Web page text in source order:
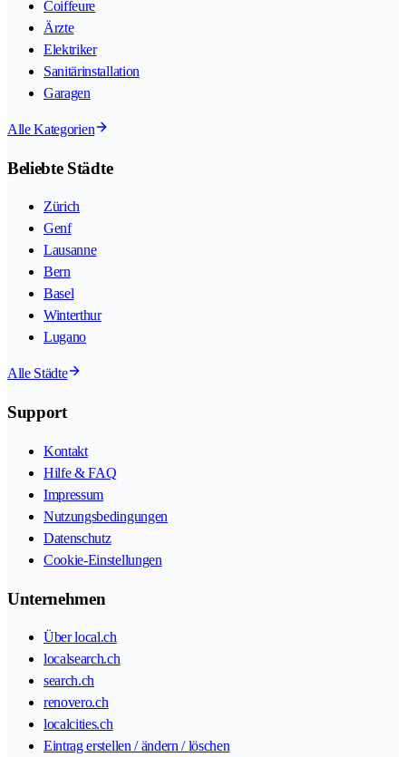
Coiffeure
Ärzte
Elektriker
Sanitärinstallation
Garagen
Alle Kategorien
Beliebte Städte
Zürich
Genf
Lausanne
Bern
Basel
Winterthur
Lugano
Alle Städte
Support
Kontakt
Hilfe & FAQ
Impressum
Nutzungsbedingungen
Datenschutz
Cookie-Einstellungen
Unternehmen
Über local.ch
localsearch.ch
search.ch
renovero.ch
localcities.ch
Eintrag erstellen / ändern / löschen